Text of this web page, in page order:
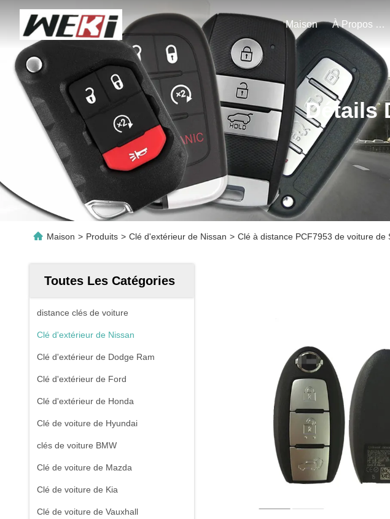
Maison À Propos De Nous
Détails
Maison > Produits > Clé d'extérieur de Nissan > Clé à distance PCF7953 de voiture
Toutes Les Catégories
distance clés de voiture
Clé d'extérieur de Nissan
Clé d'extérieur de Dodge Ram
Clé d'extérieur de Ford
Clé d'extérieur de Honda
Clé de voiture de Hyundai
clés de voiture BMW
Clé de voiture de Mazda
Clé de voiture de Kia
Clé de voiture de Vauxhall